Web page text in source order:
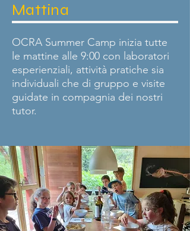
Mattina
OCRA Summer Camp inizia tutte
le mattine alle 9:00 con laboratori
esperienziali, attività pratiche sia
individuali che di gruppo e visite
guidate in compagnia dei nostri
tutor.